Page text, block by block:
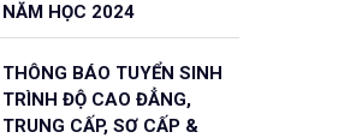
NĂM HỌC 2024
THÔNG BÁO TUYỂN SINH
TRÌNH ĐỘ CAO ĐẲNG,
TRUNG CẤP, SƠ CẤP &